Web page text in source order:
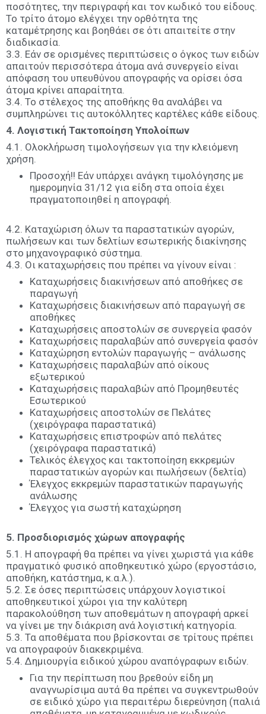
ποσότητες, την περιγραφή και τον κωδικό του είδους.
Το τρίτο άτομο ελέγχει την ορθότητα της
καταμέτρησης και βοηθάει σε ότι απαιτείτε στην
διαδικασία.
3.3. Εάν σε ορισμένες περιπτώσεις ο όγκος των ειδών
απαιτούν περισσότερα άτομα ανά συνεργείο είναι
απόφαση του υπευθύνου απογραφής να ορίσει όσα
άτομα κρίνει απαραίτητα.
3.4. Το στέλεχος της αποθήκης θα αναλάβει να
συμπληρώνει τις αυτοκόλλητες καρτέλες κάθε είδους.
4. Λογιστική Τακτοποίηση Υπολοίπων
4.1. Ολοκλήρωση τιμολογήσεων για την κλειόμενη
χρήση.
Προσοχή!! Εάν υπάρχει ανάγκη τιμολόγησης με
ημερομηνία 31/12 για είδη στα οποία έχει
πραγματοποιηθεί η απογραφή.
4.2. Καταχώριση όλων τα παραστατικών αγορών,
πωλήσεων και των δελτίων εσωτερικής διακίνησης
στο μηχανογραφικό σύστημα.
4.3. Οι καταχωρήσεις που πρέπει να γίνουν είναι :
Καταχωρήσεις διακινήσεων από αποθήκες σε
παραγωγή
Καταχωρήσεις διακινήσεων από παραγωγή σε
αποθήκες
Καταχωρήσεις αποστολών σε συνεργεία φασόν
Καταχωρήσεις παραλαβών από συνεργεία φασόν
Καταχώρηση εντολών παραγωγής – ανάλωσης
Καταχωρήσεις παραλαβών από οίκους
εξωτερικού
Καταχωρήσεις παραλαβών από Προμηθευτές
Εσωτερικού
Καταχωρήσεις αποστολών σε Πελάτες
(χειρόγραφα παραστατικά)
Καταχωρήσεις επιστροφών από πελάτες
(χειρόγραφα παραστατικά)
Τελικός έλεγχος και τακτοποίηση εκκρεμών
παραστατικών αγορών και πωλήσεων (δελτία)
Έλεγχος εκκρεμών παραστατικών παραγωγής
ανάλωσης
Έλεγχος για σωστή καταχώρηση
5. Προσδιορισμός χώρων απογραφής
5.1. Η απογραφή θα πρέπει να γίνει χωριστά για κάθε
πραγματικό φυσικό αποθηκευτικό χώρο (εργοστάσιο,
αποθήκη, κατάστημα, κ.α.λ.).
5.2. Σε όσες περιπτώσεις υπάρχουν λογιστικοί
αποθηκευτικοί χώροι για την καλύτερη
παρακολούθηση των αποθεμάτων η απογραφή αρκεί
να γίνει με την διάκριση ανά λογιστική κατηγορία.
5.3. Τα αποθέματα που βρίσκονται σε τρίτους πρέπει
να απογραφούν διακεκριμένα.
5.4. Δημιουργία ειδικού χώρου αναπόγραφων ειδών.
Για την περίπτωση που βρεθούν είδη μη
αναγνωρίσιμα αυτά θα πρέπει να συγκεντρωθούν
σε ειδικό χώρο για περαιτέρω διερεύνηση (παλιά